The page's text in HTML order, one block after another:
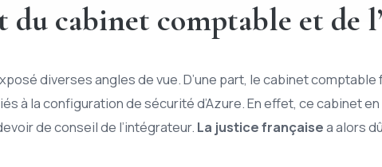
du cabinet comptable et de
diverses angles de vue. D’une part, le cabinet
à la configuration de sécurité d’Azure. En effet, ce cabinet
de conseil de l’intégrateur. La justice françaisea alors